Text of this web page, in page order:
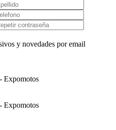
y novedades por email